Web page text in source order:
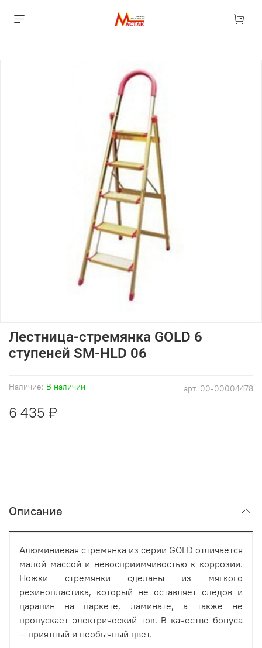
арт. 00-00004478
Наличие: В наличии
Лестница-стремянка GOLD 6
ступеней SM-HLD 06
6 435 ₽
Описание
Алюминиевая стремянка из серии GOLD отличается
малой массой и невосприимчивостью к коррозии.
Ножки стремянки сделаны из мягкого
резинопластика, который не оставляет следов и
царапин на паркете, ламинате, а также не
пропускает электрический ток. В качестве бонуса
— приятный и необычный цвет.